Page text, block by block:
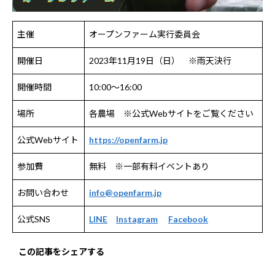
主催 オープンファーム実行委員会
開催日 2023年11月19日（日） ※雨天決行
開催時間 10:00〜16:00
場所 各農場 ※公式Webサイトをご覧ください
公式Webサイト https://openfarm.jp
参加費 無料 ※一部有料イベントあり
お問い合わせ info@openfarm.jp
公式SNS LINE Instagram Facebook
この記事をシェアする